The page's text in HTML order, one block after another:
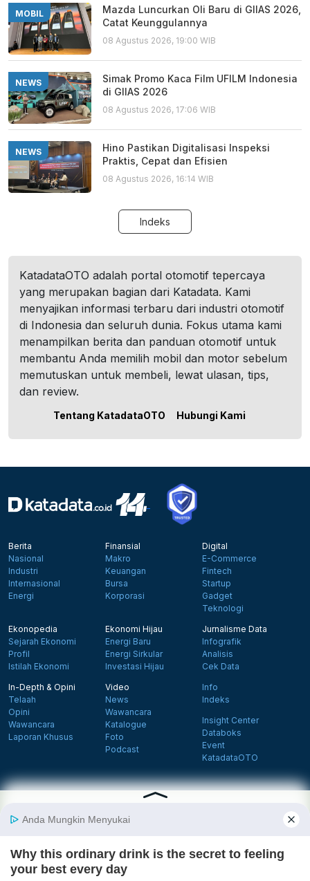
MOBIL
Mazda Luncurkan Oli Baru di GIIAS 2026,
Catat Keunggulannya
08 Agustus 2026, 19:00 WIB
NEWS
Simak Promo Kaca Film UFILM Indonesia
di GIIAS 2026
08 Agustus 2026, 17:06 WIB
NEWS
Hino Pastikan Digitalisasi Inspeksi
Praktis, Cepat dan Efisien
08 Agustus 2026, 16:14 WIB
Indeks
KatadataOTO adalah portal otomotif tepercaya
yang merupakan bagian dari Katadata. Kami
menyajikan informasi terbaru dari industri otomotif
di Indonesia dan seluruh dunia. Fokus utama kami
menampilkan berita dan panduan otomotif untuk
membantu Anda memilih mobil dan motor sebelum
memutuskan untuk membeli, lewat ulasan, tips,
dan review.
Tentang KatadataOTO Hubungi Kami
Berita
Nasional
Industri
Internasional
Energi
Finansial
Makro
Keuangan
Bursa
Korporasi
Digital
E-Commerce
Fintech
Startup
Gadget
Teknologi
Ekonopedia
Sejarah Ekonomi
Profil
Istilah Ekonomi
Ekonomi Hijau
Energi Baru
Energi Sirkular
Investasi Hijau
Jurnalisme Data
Infografik
Analisis
Cek Data
In-Depth & Opini
Telaah
Opini
Wawancara
Laporan Khusus
Video
News
Wawancara
Katalogue
Foto
Podcast
Info
Indeks
Insight Center
Databoks
Event
KatadataOTO
Follow us on Facebook